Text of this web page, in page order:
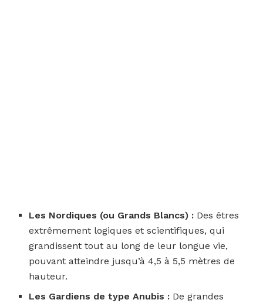
Les Nordiques (ou Grands Blancs) : Des êtres
extrêmement logiques et scientifiques, qui
grandissent tout au long de leur longue vie,
pouvant atteindre jusqu’à 4,5 à 5,5 mètres de
hauteur.
Les Gardiens de type Anubis : De grandes